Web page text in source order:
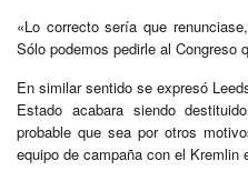
«Lo correcto sería que
Sólo podemos pedirle al Congreso
En similar sentido se expresó
Estado acabara siendo
probable que sea por otros
equipo de campaña con el